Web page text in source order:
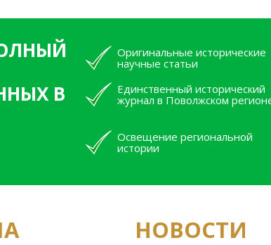
В
Оригинальные исторические
научные статьи
Единственный исторический
журнал в Поволжском
Освещение региональной
истории
НОВОСТИ
Юным